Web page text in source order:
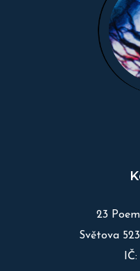
23
Světova
IČ: